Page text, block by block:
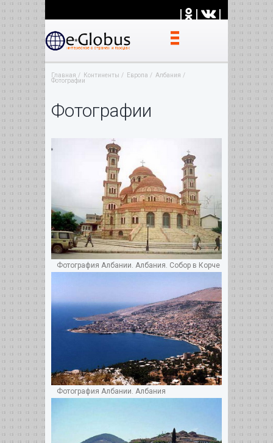
| | |
Главная Континенты Европа
Албания
Фотографии
Фотографии
Фотография Албании. Албания. Собор в Корче
Фотография Албании. Албания